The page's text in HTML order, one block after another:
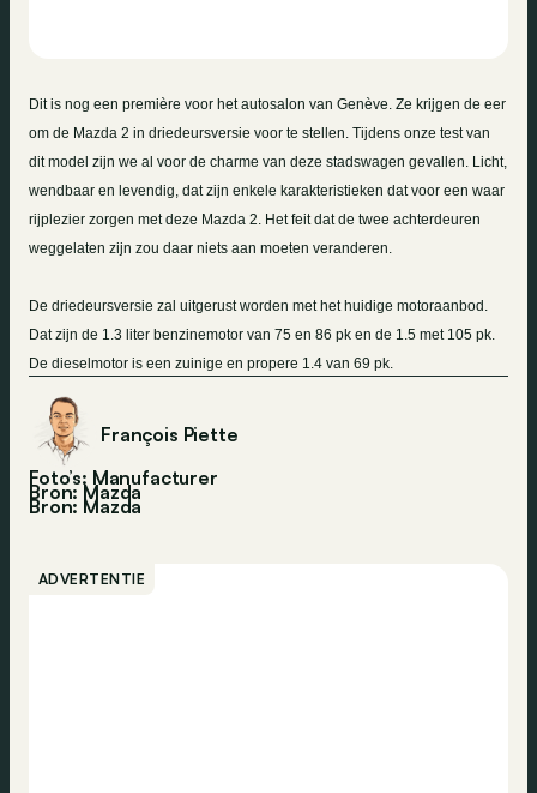
Dit is nog een première voor het autosalon van Genève. Ze krijgen de eer
om de Mazda 2 in driedeursversie voor te stellen. Tijdens onze test van
dit model zijn we al voor de charme van deze stadswagen gevallen. Licht,
wendbaar en levendig, dat zijn enkele karakteristieken dat voor een waar
rijplezier zorgen met deze Mazda 2. Het feit dat de twee achterdeuren
weggelaten zijn zou daar niets aan moeten veranderen.
De driedeursversie zal uitgerust worden met het huidige motoraanbod.
Dat zijn de 1.3 liter benzinemotor van 75 en 86 pk en de 1.5 met 105 pk.
De dieselmotor is een zuinige en propere 1.4 van 69 pk.
François Piette
Foto’s: Manufacturer
Bron: Mazda
Bron: Mazda
ADVERTENTIE